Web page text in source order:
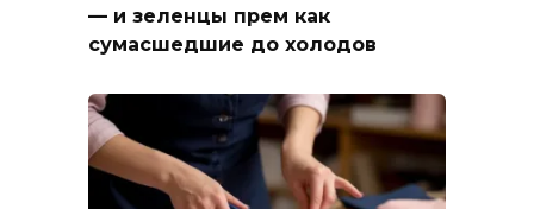
— и зеленцы прем как
сумасшедшие до холодов